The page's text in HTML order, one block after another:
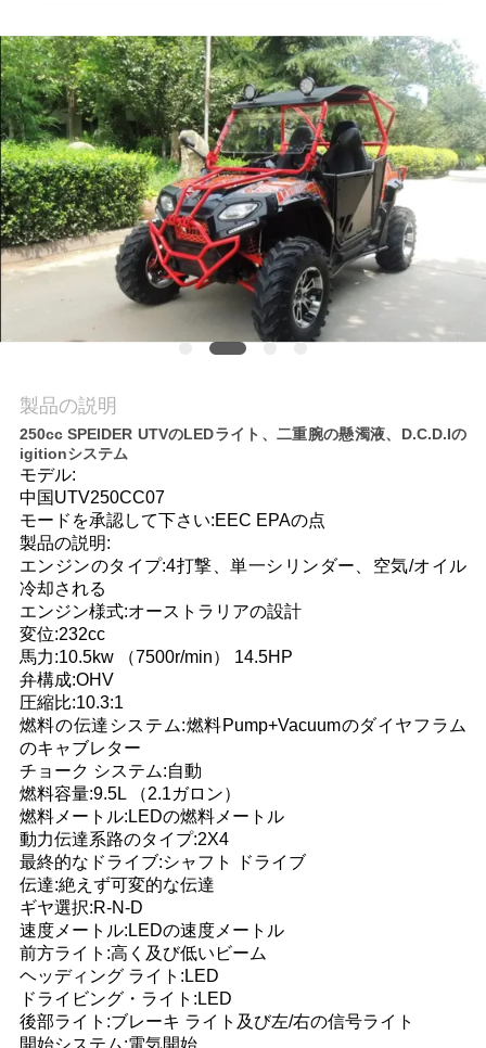
品
質
管
理
私
に
絡
し
な
さ
い
引
用
を
要
求
し
な
さ
い
製品の説明
250cc SPEIDER UTVのLEDライト、二重腕の懸濁液、D.C.D.Iの
igitionシステム
モデル:
中国UTV250CC07
モードを承認して下さい:EEC EPAの点
製品の説明:
エンジンのタイプ:4打撃、単一シリンダー、空気/オイル
冷却される
エンジン様式:オーストラリアの設計
変位:232cc
馬力:10.5kw （7500r/min） 14.5HP
弁構成:OHV
圧縮比:10.3:1
燃料の伝達システム:燃料Pump+Vacuumのダイヤフラム
のキャブレター
チョーク システム:自動
燃料容量:9.5L （2.1ガロン）
燃料メートル:LEDの燃料メートル
動力伝達系路のタイプ:2X4
最終的なドライブ:シャフト ドライブ
伝達:絶えず可変的な伝達
ギヤ選択:R-N-D
速度メートル:LEDの速度メートル
前方ライト:高く及び低いビーム
ヘッディング ライト:LED
ドライビング・ライト:LED
後部ライト:ブレーキ ライト及び左/右の信号ライト